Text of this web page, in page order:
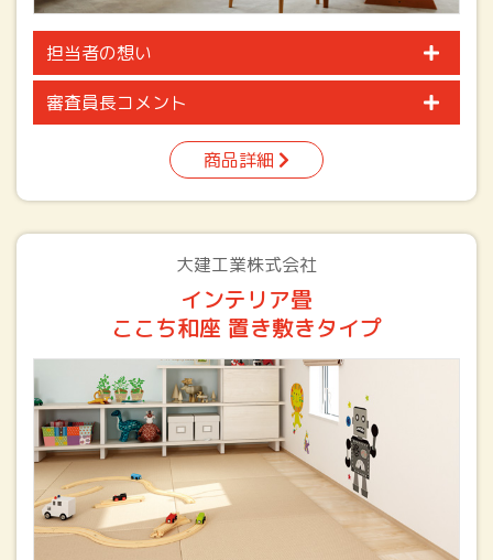
担当者の想い
審査員長コメント
商品詳細
大建工業株式会社
インテリア畳
ここち和座 置き敷きタイプ